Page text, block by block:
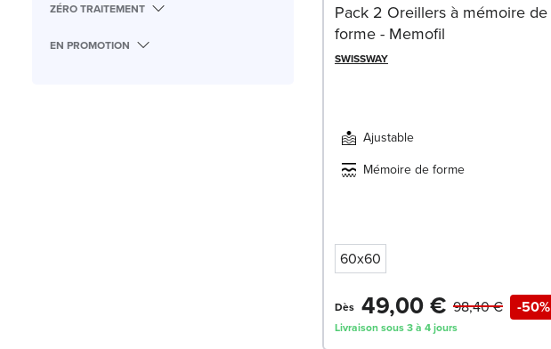
ZÉRO TRAITEMENT
EN PROMOTION
Pack 2 Oreillers à mémoire de
forme - Memofil
SWISSWAY
Ajustable
Mémoire de forme
60x60
Dès 49,00 € -50%
98,40 €
Livraison sous 3 à 4 jours